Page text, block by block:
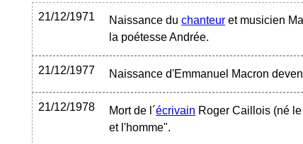
21/12/1971 Naissance du chanteur et musicien
la poétesse Andrée.
21/12/1977 Naissance d'Emmanuel Macron
21/12/1978 Mort de l´écrivain Roger Caillois (né
et l'homme".